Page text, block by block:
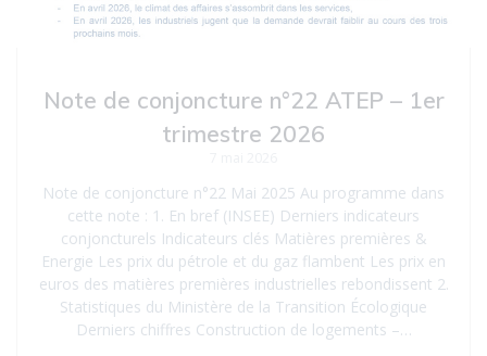
Note de conjoncture n°22 ATEP – 1er
trimestre 2026
Note de conjoncture n°22 Mai 2025 Au programme dans
cette note : 1. En bref (INSEE) Derniers indicateurs
conjoncturels Indicateurs clés Matières premières &
Energie Les prix du pétrole et du gaz flambent Les prix en
euros des matières premières industrielles rebondissent 2.
Statistiques du Ministère de la Transition Écologique
Derniers chiffres Construction de logements –…